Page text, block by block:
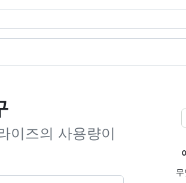
이즈의 사용량이